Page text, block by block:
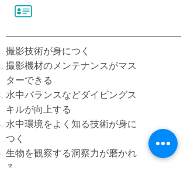
撮影技術が身につく
撮影機材のメンテナンスがマス
ターできる
水中バランスなどダイビングス
キルが向上する
水中環境をよく知る技術が身に
つく
生物を観察する洞察力が磨かれ
る